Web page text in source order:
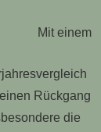
Mit einem
Rückgang
die